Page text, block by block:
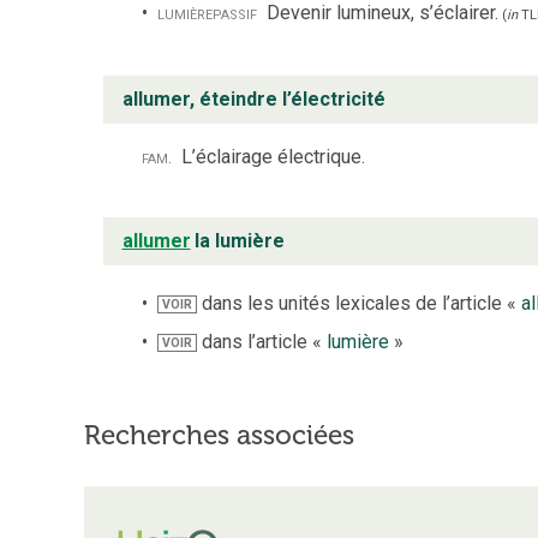
lumièrepassif Devenir lumineux, s’éclairer. (in
allumer, éteindre l’électricité
fam. L’éclairage électrique.
allumer la lumière
VOIR dans les unités lexicales de l’article «
VOIR dans l’article « lumière»
Recherches associées